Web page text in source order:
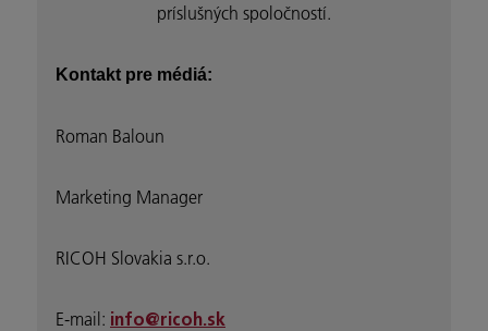
príslušných spoločností.
Kontakt pre médiá:
Roman Baloun
Marketing Manager
RICOH Slovakia s.r.o.
E-mail: info@ricoh.sk